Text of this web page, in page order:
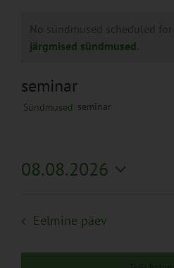
No sündmused scheduled for
järgmised sündmused
seminar
Sündmused seminar
08.08.2026
Eelmine päev